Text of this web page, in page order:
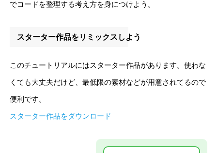
でコードを整理する考え方を身につけよう。
スターター作品をリミックスしよう
このチュートリアルにはスターター作品があります。使わな
くても大丈夫だけど、最低限の素材などが用意されてるので
便利です。
スターター作品をダウンロード